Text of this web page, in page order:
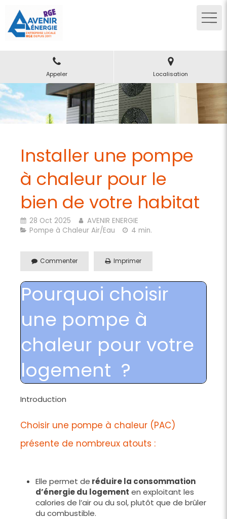
Appeler Localisation
Installer une pompe
à chaleur pour le
bien de votre habitat
28 Oct 2025
AVENIR ENERGIE
Pompe à Chaleur Air/Eau
4 min.
Commenter Imprimer
Pourquoi choisir
une pompe à
chaleur pour votre
logement ?
Introduction
Choisir une pompe à chaleur (PAC)
présente de nombreux atouts :
Elle permet de réduire la consommation
d’énergie du logement en exploitant les
calories de l’air ou du sol, plutôt que de brûler
du combustible.